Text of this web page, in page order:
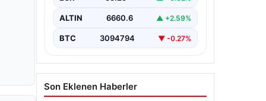
ALTIN 6660.6 ▲ +2.59%
BTC 3094794 ▼ -0.27%
Son Eklenen Haberler